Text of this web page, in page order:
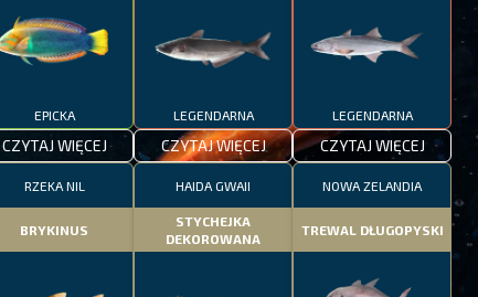
EPICKA
CZYTAJ WIĘCEJ
LEGENDARNA
CZYTAJ WIĘCEJ
LEGENDARNA
CZYTAJ WIĘCEJ
RZEKA NIL
BRYKINUS
HAIDA GWAII
STYCHEJKA
DEKOROWANA
NOWA ZELANDIA
TREWAL DŁUGOPYSKI